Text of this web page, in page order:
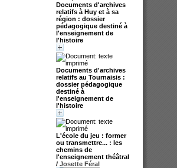
Documents d'archives
relatifs à Huy et à sa
région : dossier
pédagogique destiné à
l'enseignement de
l'histoire
Documents d'archives
relatifs au Tournaisis :
dossier pédagogique
destiné à
l'enseignement de
l'histoire
L'école du jeu : former
ou transmettre... : les
chemins de
l'enseignement théâtral
/ Josette Féral